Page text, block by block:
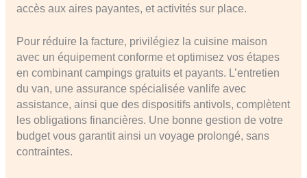
accès aux aires payantes, et activités sur place.
Pour réduire la facture, privilégiez la cuisine maison
avec un équipement conforme et optimisez vos étapes
en combinant campings gratuits et payants. L’entretien
du van, une assurance spécialisée vanlife avec
assistance, ainsi que des dispositifs antivols, complètent
les obligations financières. Une bonne gestion de votre
budget vous garantit ainsi un voyage prolongé, sans
contraintes.